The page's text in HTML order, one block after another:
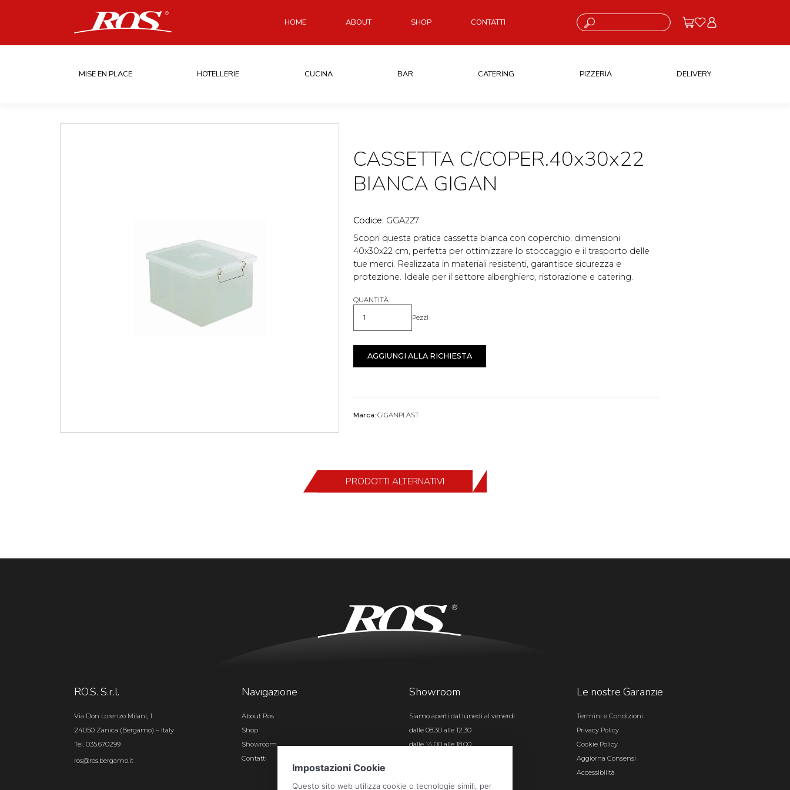
HOME ABOUT SHOP CONTATTI Cosa stai cercando?
MISE EN PLACE HOTELLERIE CUCINA BAR CATERING PIZZERIA DELIVERY
CASSETTA C/COPER.40x30x22
BIANCA GIGAN
Codice: GGA227
Scopri questa pratica cassetta bianca con coperchio, dimensioni
40x30x22 cm, perfetta per ottimizzare lo stoccaggio e il trasporto delle
tue merci. Realizzata in materiali resistenti, garantisce sicurezza e
protezione. Ideale per il settore alberghiero, ristorazione e catering.
QUANTITÀ
Quantità Pezzi
AGGIUNGI ALLA RICHIESTA
Marca: GIGANPLAST
PRODOTTI ALTERNATIVI
RO.S. S.r.l.
Via Don Lorenzo Milani, 1
24050 Zanica (Bergamo) – Italy
Tel. 035.670299
ros@ros.bergamo.it
Navigazione
About Ros
Shop
Showroom
Contatti
Showroom
Siamo aperti dal lunedì al venerdì
dalle 08.30 alle 12.30
dalle 14.00 alle 18.00
Le nostre Garanzie
Termini e Condizioni
Privacy Policy
Cookie Policy
Aggiorna Consensi
Accessibilità